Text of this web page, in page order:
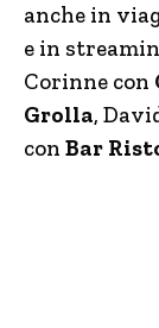
anche in
e in
Corinne con
Grolla,
con Bar